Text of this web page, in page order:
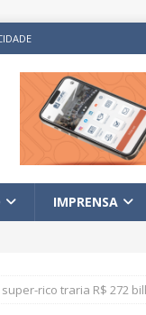
IMPRENSA
rico traria R$ 272